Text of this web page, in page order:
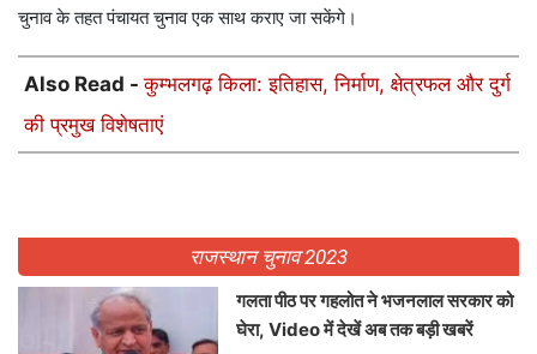
चुनाव के तहत पंचायत चुनाव एक साथ कराए जा सकेंगे।
Also Read -कुम्भलगढ़ किला: इतिहास, निर्माण, क्षेत्रफल और दुर्ग
की प्रमुख विशेषताएं
राजस्थान चुनाव 2023
गलता पीठ पर गहलोत ने भजनलाल सरकार को
घेरा, Video में देखें अब तक बड़ी खबरें